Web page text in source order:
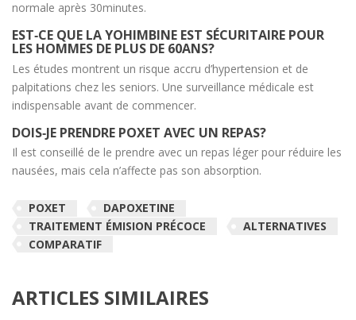
normale après 30minutes.
EST‑CE QUE LA YOHIMBINE EST SÉCURITAIRE POUR
LES HOMMES DE PLUS DE 60ANS?
Les études montrent un risque accru d’hypertension et de
palpitations chez les seniors. Une surveillance médicale est
indispensable avant de commencer.
DOIS‑JE PRENDRE POXET AVEC UN REPAS?
Il est conseillé de le prendre avec un repas léger pour réduire les
nausées, mais cela n’affecte pas son absorption.
POXET
DAPOXETINE
TRAITEMENT ÉMISION PRÉCOCE
ALTERNATIVES
COMPARATIF
ARTICLES SIMILAIRES